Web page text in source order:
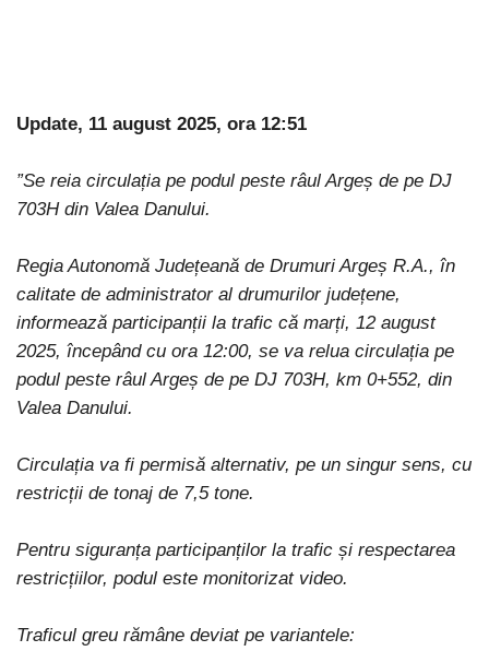
Update, 11 august 2025, ora 12:51
”Se reia circulația pe podul peste râul Argeș de pe DJ
703H din Valea Danului.
Regia Autonomă Județeană de Drumuri Argeș R.A., în
calitate de administrator al drumurilor județene,
informează participanții la trafic că marți, 12 august
2025, începând cu ora 12:00, se va relua circulația pe
podul peste râul Argeș de pe DJ 703H, km 0+552, din
Valea Danului.
Circulația va fi permisă alternativ, pe un singur sens, cu
restricții de tonaj de 7,5 tone.
Pentru siguranța participanților la trafic și respectarea
restricțiilor, podul este monitorizat video.
Traficul greu rămâne deviat pe variantele: